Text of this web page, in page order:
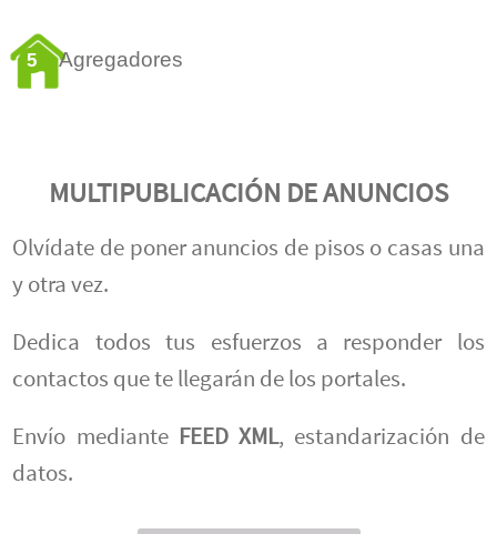
5 Agregadores
MULTIPUBLICACIÓN DE ANUNCIOS
Olvídate de poner anuncios de pisos o casas una
y otra vez.
Dedica todos tus esfuerzos a responder los
contactos que te llegarán de los portales.
Envío mediante FEED XML, estandarización de
datos.